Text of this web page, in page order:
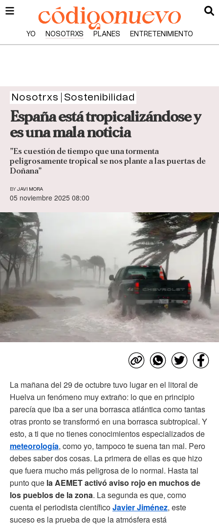
YO NOSOTRXS PLANES ENTRETENIMIENTO
Nosotrxs Sostenibilidad
España está tropicalizándose y
es una mala noticia
”Es cuestión de tiempo que una tormenta
peligrosamente tropical se nos plante a las puertas de
Doñana”
BY JAVI MORA
05 noviembre 2025 08:00
La mañana del 29 de octubre tuvo lugar en el litoral de
Huelva un fenómeno muy extraño: lo que en principio
parecía que iba a ser una borrasca atlántica como tantas
otras pronto se transformó en una borrasca subtropical. Y
esto, a ti que no tienes conocimientos especializados de
meteorología, como yo, tampoco te suena tan mal. Pero
debes saber dos cosas. La primera de ellas es que hizo
que fuera mucho más peligrosa de lo normal. Hasta tal
punto que la AEMET activó aviso rojo en muchos de
los pueblos de la zona. La segunda es que, como
cuenta el periodista científicoJavier Jiménez, este
suceso es la prueba de que la atmósfera está